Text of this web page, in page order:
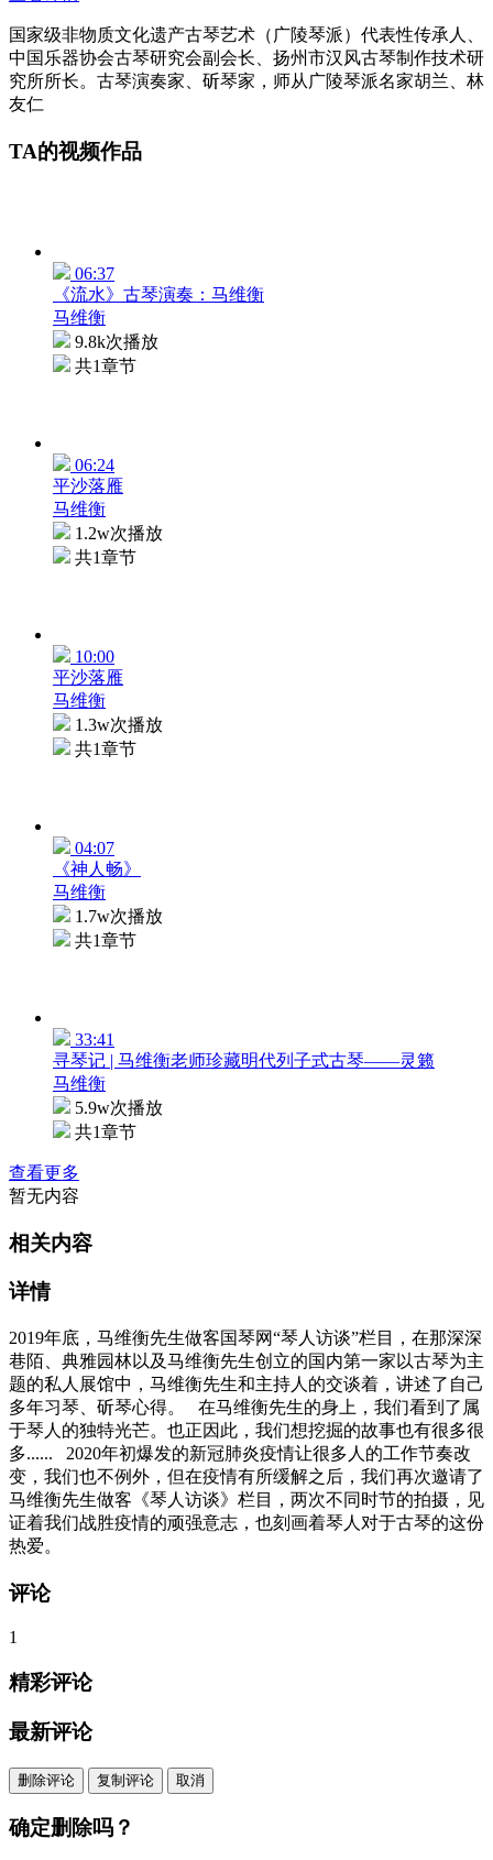
国家级非物质文化遗产古琴艺术（广陵琴派）代表性传承人、
中国乐器协会古琴研究会副会长、扬州市汉风古琴制作技术研
究所所长。古琴演奏家、斫琴家，师从广陵琴派名家胡兰、林
友仁
TA的视频作品
06:37
《流水》古琴演奏：马维衡
马维衡
9.8k次播放
共1章节
06:24
平沙落雁
马维衡
1.2w次播放
共1章节
10:00
平沙落雁
马维衡
1.3w次播放
共1章节
04:07
《神人畅》
马维衡
1.7w次播放
共1章节
33:41
寻琴记 | 马维衡老师珍藏明代列子式古琴——灵籁
马维衡
5.9w次播放
共1章节
查看更多
暂无内容
相关内容
详情
2019年底，马维衡先生做客国琴网“琴人访谈”栏目，在那深深
巷陌、典雅园林以及马维衡先生创立的国内第一家以古琴为主
题的私人展馆中，马维衡先生和主持人的交谈着，讲述了自己
多年习琴、斫琴心得。 在马维衡先生的身上，我们看到了属
于琴人的独特光芒。也正因此，我们想挖掘的故事也有很多很
多...... 2020年初爆发的新冠肺炎疫情让很多人的工作节奏改
变，我们也不例外，但在疫情有所缓解之后，我们再次邀请了
马维衡先生做客《琴人访谈》栏目，两次不同时节的拍摄，见
证着我们战胜疫情的顽强意志，也刻画着琴人对于古琴的这份
热爱。
评论
1
精彩评论
最新评论
删除评论 复制评论 取消
确定删除吗？